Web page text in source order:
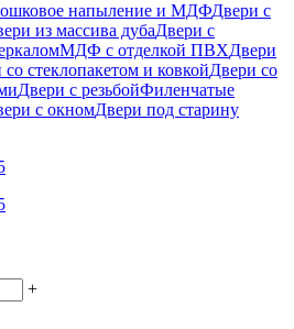
напыление и МДФДвери с
из массива дубаДвери с
МДФ с отделкой ПВХДвери
стеклопакетом и ковкойДвери со
Двери с резьбойФиленчатые
с окномДвери под старину
+